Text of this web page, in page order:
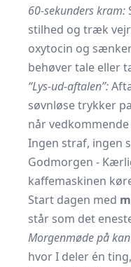
60-sekunders kram:
stilhed og træk
oxytocin og
behøver tale eller
“Lys-ud-aftalen”:
søvnløse trykker
når
Ingen straf, ingen
Godmorgen -
kaffemaskinen
Start dagen med
står som det
Morgenmøde på
hvor I deler én